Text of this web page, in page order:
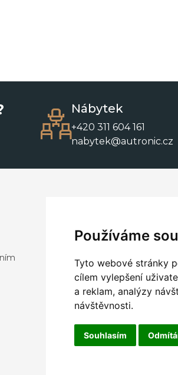
Používáme
Tyto webové stránky
cílem vylepšení
a reklam, analýzy
návštěvnosti.
Souhlasím
Nábytek
+420 311 604 161
nabytek@autronic.cz